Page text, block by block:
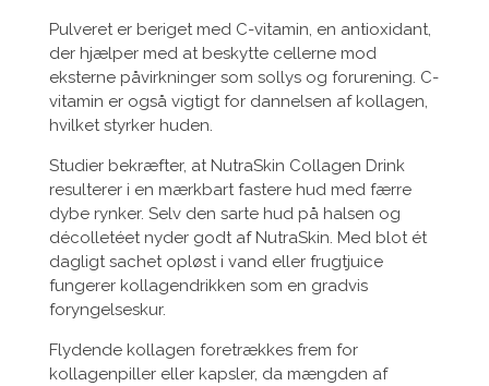
Pulveret er beriget med C-vitamin, en antioxidant,
der hjælper med at beskytte cellerne mod
eksterne påvirkninger som sollys og forurening. C-
vitamin er også vigtigt for dannelsen af kollagen,
hvilket styrker huden.
Studier bekræfter, at NutraSkin Collagen Drink
resulterer i en mærkbart fastere hud med færre
dybe rynker. Selv den sarte hud på halsen og
décolletéet nyder godt af NutraSkin. Med blot ét
dagligt sachet opløst i vand eller frugtjuice
fungerer kollagendrikken som en gradvis
foryngelseskur.
Flydende kollagen foretrækkes frem for
kollagenpiller eller kapsler, da mængden af